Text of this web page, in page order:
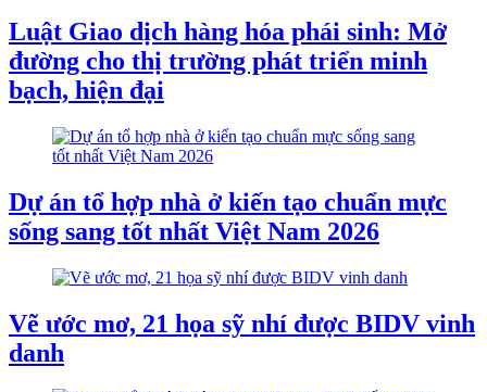
Luật Giao dịch hàng hóa phái sinh: Mở
đường cho thị trường phát triển minh
bạch, hiện đại
Dự án tổ hợp nhà ở kiến tạo chuẩn mực
sống sang tốt nhất Việt Nam 2026
Vẽ ước mơ, 21 họa sỹ nhí được BIDV vinh
danh